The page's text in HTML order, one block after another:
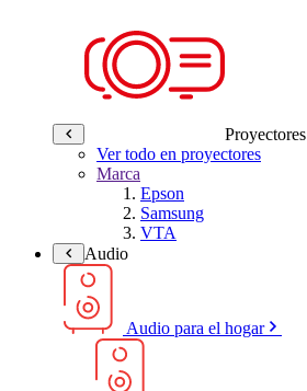
Proyectores
Ver todo en proyectores
Marca
Epson
Samsung
VTA
Audio
Audio para el hogar